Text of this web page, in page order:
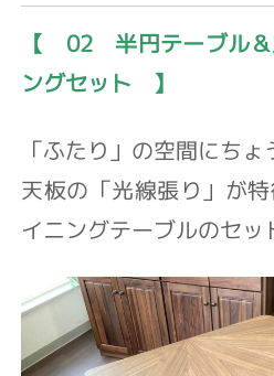
【 02 半円テーブル＆
ングセット 】
「ふたり」の空間にちょ
天板の「光線張り」が
イニングテーブルのセッ